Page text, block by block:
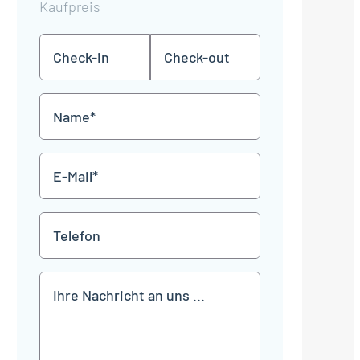
Kaufpreis
in
TT
Punkt
MM
JJJJ
TT
Punkt
MM
Mail
*